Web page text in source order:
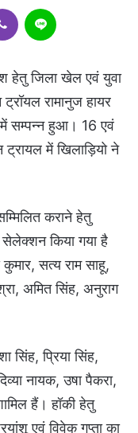
Viber
हेतु जिला खेल एवं युवा
ट्रॉयल रामानुज हायर
सम्पन्न हुआ। 16 एवं
में खिलाड़ियो ने
कराने हेतु
किया गया है
सत्य राम साहू,
अमित सिंह, अनुराग
सिंह, प्रिया सिंह,
नायक, उषा पैकरा,
हैं। हॉकी हेतु
एवं विवेक गुप्ता का